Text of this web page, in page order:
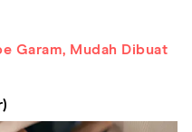
Garam, Mudah Dibuat